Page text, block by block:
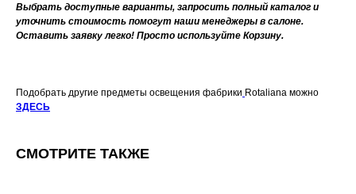
Выбрать доступные варианты, запросить полный каталог и
уточнить стоимость помогут наши менеджеры в салоне.
Оставить заявку легко! Просто используйте Корзину.
Подобрать другие предметы освещения фабрики Rotaliana можно
ЗДЕСЬ
СМОТРИТЕ ТАКЖЕ